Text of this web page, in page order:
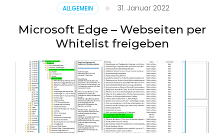
(UPN)
im
Active
Directory
ALLGEMEIN 31. Januar 2022
Microsoft Edge – Webseiten per
Whitelist freigeben